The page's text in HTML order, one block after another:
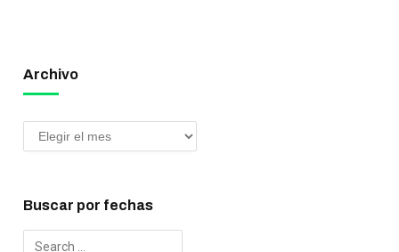
Archivo
Buscar por fechas